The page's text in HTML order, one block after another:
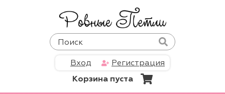
Вход
Регистрация
Корзина пуста